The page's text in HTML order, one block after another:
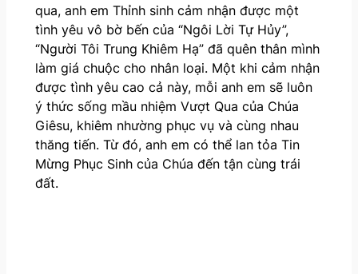
qua, anh em Thỉnh sinh cảm nhận được một
tình yêu vô bờ bến của “Ngôi Lời Tự Hủy”,
“Người Tôi Trung Khiêm Hạ” đã quên thân mình
làm giá chuộc cho nhân loại. Một khi cảm nhận
được tình yêu cao cả này, mỗi anh em sẽ luôn
ý thức sống mầu nhiệm Vượt Qua của Chúa
Giêsu, khiêm nhường phục vụ và cùng nhau
thăng tiến. Từ đó, anh em có thể lan tỏa Tin
Mừng Phục Sinh của Chúa đến tận cùng trái
đất.